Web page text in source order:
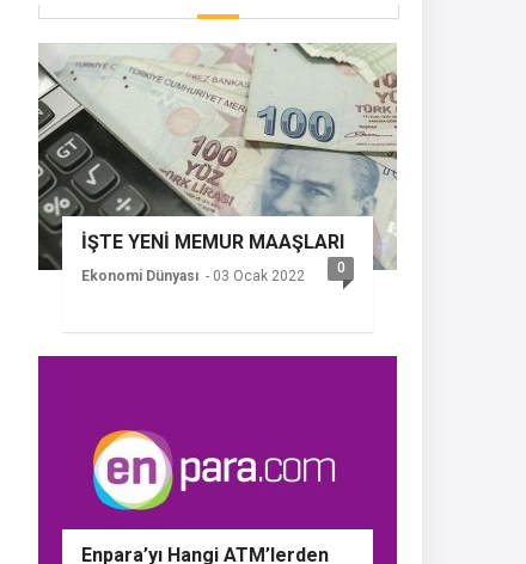
İŞTE YENİ MEMUR MAAŞLARI
Ekonomi Dünyası - 03 Ocak 2022 0
Enpara’yı Hangi ATM’lerden